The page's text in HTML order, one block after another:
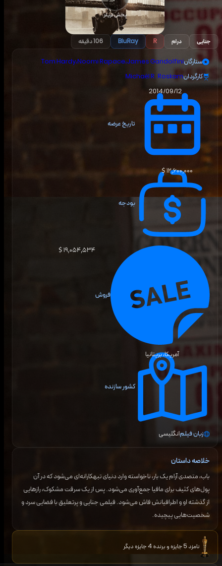
پخش تریلر
جنایی درام R
BluRay 106 دقیقه
ستارگان Tom Hardy،Noomi Rapace،James Gandolfini
کارگردانMichaël R. Roskam
تاریخ عرضه
2014/09/12
بودجه
۱۲٬۶۰۰٬۰۰۰ $
فروش
۱۹٬۰۵۴٬۵۳۴ $
کشور سازنده
آمریکا، بریتانیا
زبان فیلمانگلیسی
خلاصه داستان
باب، متصدی آرام یک بار، ناخواسته وارد دنیای تبهکارانه‌ای می‌شود که در آن
پول‌های کثیف برای مافیا جمع‌آوری می‌شود. پس از یک سرقت مشکوک، رازهایی
از گذشته او و اطرافیانش فاش می‌شود. فیلمی جنایی و پرتعلیق با فضایی سرد و
شخصیت‌هایی پیچیده.
نامزد 5 جایزه و برنده 4 جایزه دیگر